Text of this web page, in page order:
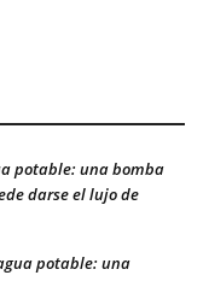
potable: una bomba
darse el lujo de
potable: una